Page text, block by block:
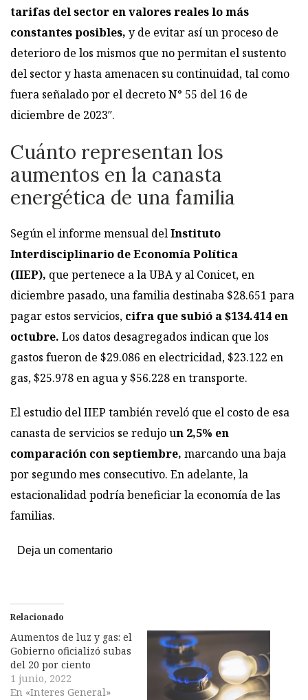
tarifas del sector en valores reales lo más
constantes posibles, y de evitar así un proceso de
deterioro de los mismos que no permitan el sustento
del sector y hasta amenacen su continuidad, tal como
fuera señalado por el decreto N° 55 del 16 de
diciembre de 2023″.
Cuánto representan los
aumentos en la canasta
energética de una familia
Según el informe mensual delInstituto
Interdisciplinario de Economía Política
(IIEP), que pertenece a la UBA y al Conicet, en
diciembre pasado, una familia destinaba $28.651 para
pagar estos servicios, cifra que subió a $134.414 en
octubre. Los datos desagregados indican que los
gastos fueron de $29.086 en electricidad, $23.122 en
gas, $25.978 en agua y $56.228 en transporte.
El estudio del IIEP también reveló que el costo de esa
canasta de servicios se redujo un 2,5% en
comparación con septiembre, marcando una baja
por segundo mes consecutivo. En adelante, la
estacionalidad podría beneficiar la economía de las
familias.
Deja un comentario
Relacionado
Aumentos de luz y gas: el
Gobierno oficializó subas
del 20 por ciento
1 junio, 2022
En «Interes General»